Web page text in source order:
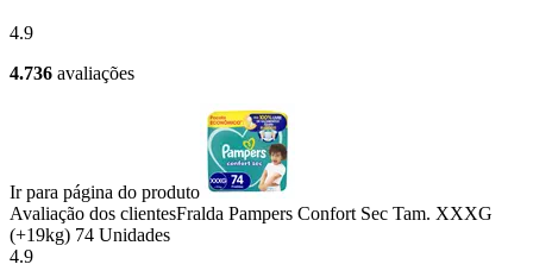
4.9
4.736 avaliações
Ir para página do produto
Avaliação dos clientesFralda Pampers Confort Sec Tam. XXXG
(+19kg) 74 Unidades
4.9